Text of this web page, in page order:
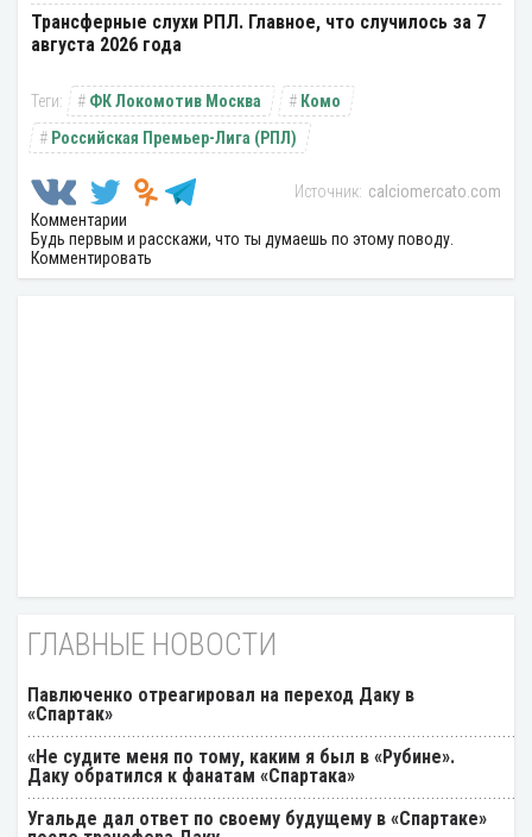
Трансферные слухи РПЛ. Главное, что случилось за 7
августа 2026 года
ФК Локомотив Москва
Комо
Российская Премьер-Лига (РПЛ)
calciomercato.com
Комментарии
Будь первым и расскажи, что ты думаешь по этому поводу.
Комментировать
ГЛАВНЫЕ НОВОСТИ
Павлюченко отреагировал на переход Даку в
«Спартак»
«Не судите меня по тому, каким я был в «Рубине».
Даку обратился к фанатам «Спартака»
Угальде дал ответ по своему будущему в «Спартаке»